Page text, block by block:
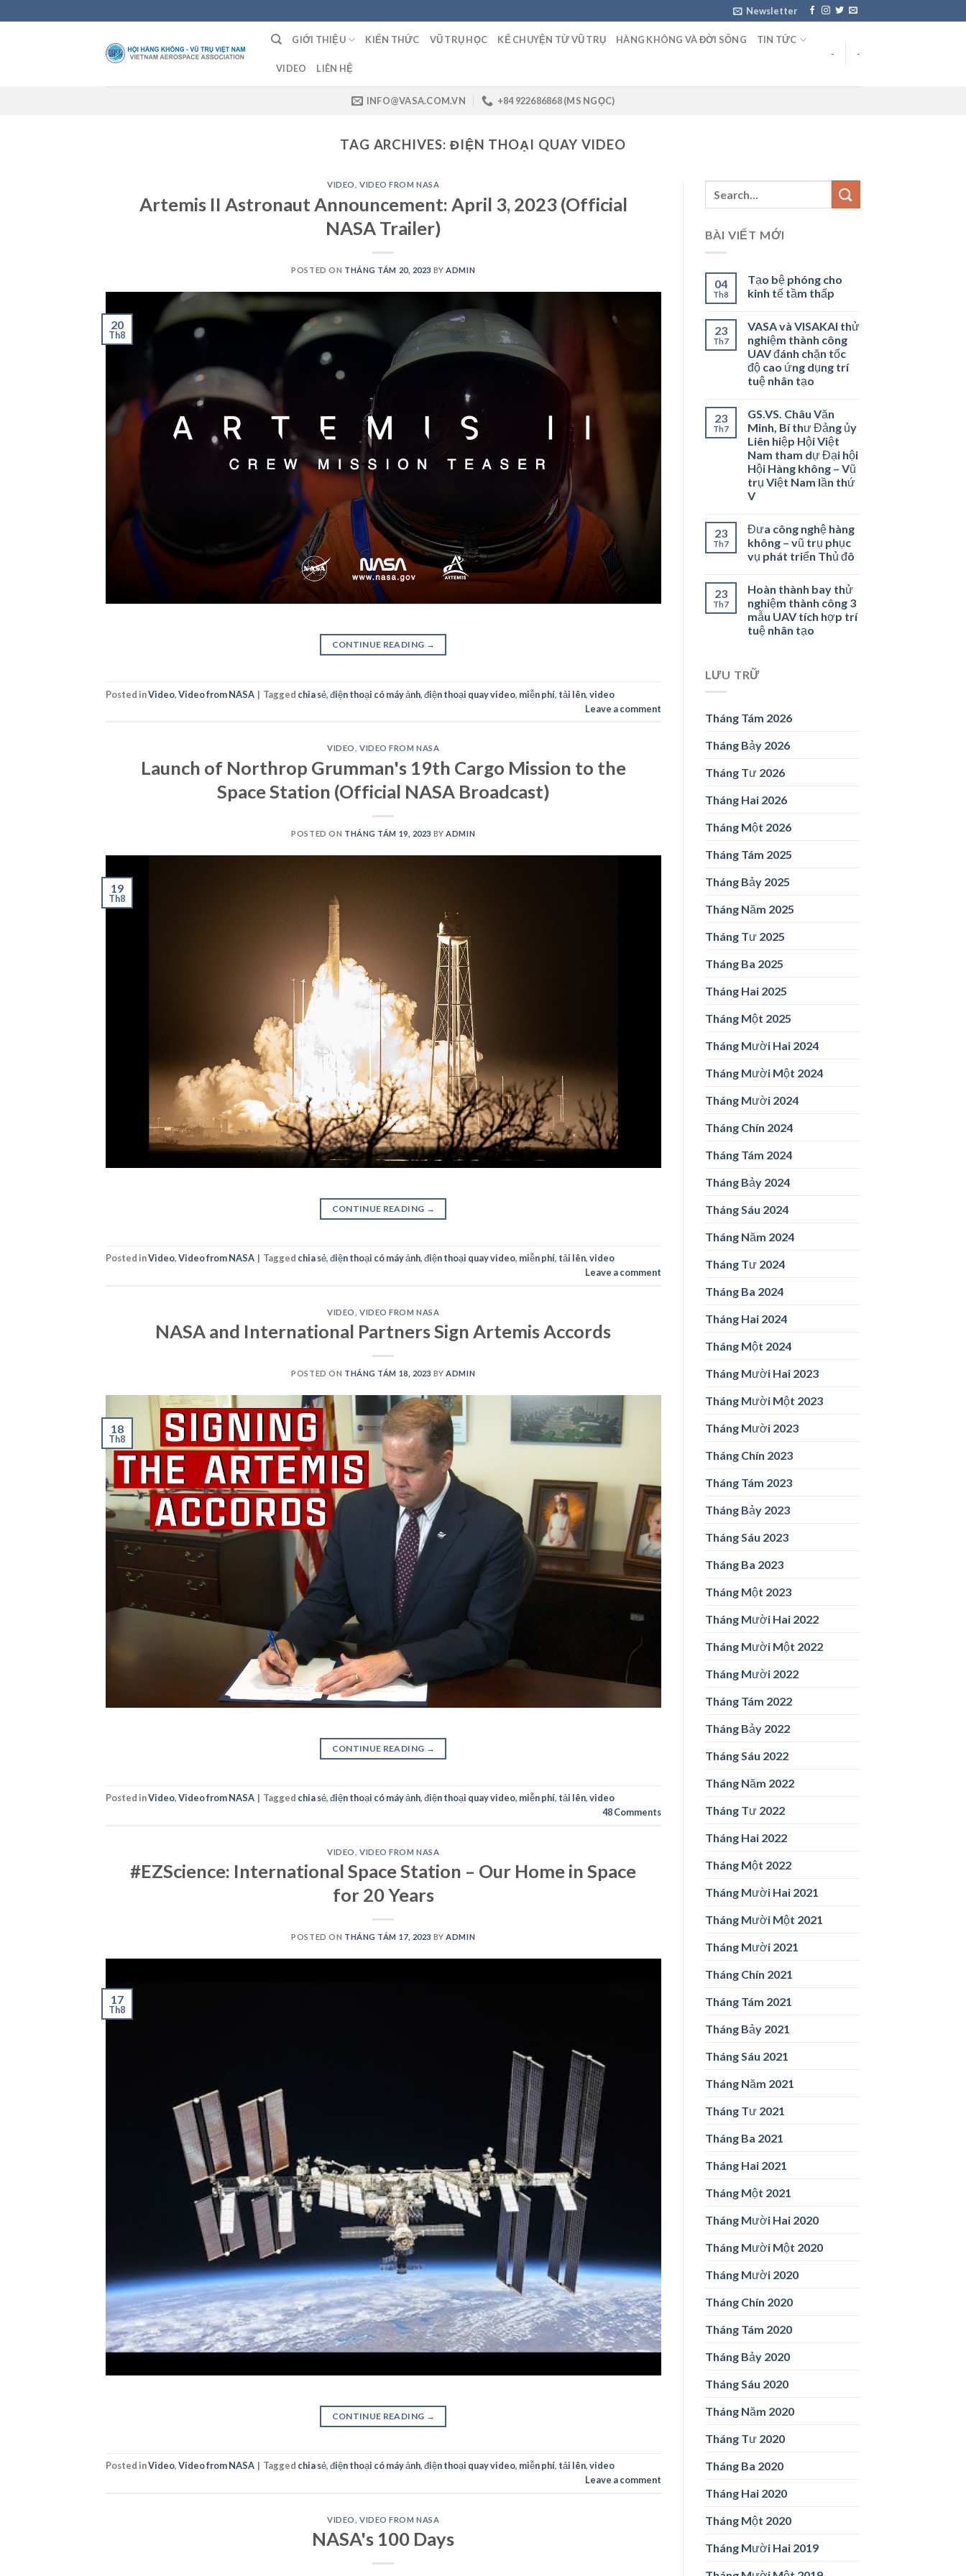
to
Newsletter
GIỚI THIỆU KIẾN THỨC VŨ TRỤ HỌC KỂ CHUYỆN TỪ VŨ TRỤ HÀNG KHÔNG VÀ ĐỜI SỐNG TIN TỨC
VIDEO LIÊN HỆ
- -
INFO@VASA.COM.VN +84 922686868 (MS NGỌC)
TAG ARCHIVES: ĐIỆN THOẠI QUAY VIDEO
VIDEO ,VIDEO FROM NASA
Artemis II Astronaut Announcement: April 3, 2023 (Official
NASA Trailer)
POSTED ON THÁNG TÁM 20, 2023 BYADMIN
20
Th8
CONTINUE READING →
Posted inVideo,Video from NASA | Tagged chia sẻ,điện thoại có máy ảnh,điện thoại quay video, miễn phí, tải lên,video
Leave a comment
VIDEO ,VIDEO FROM NASA
Launch of Northrop Grumman's 19th Cargo Mission to the
Space Station (Official NASA Broadcast)
POSTED ON THÁNG TÁM 19, 2023 BYADMIN
19
Th8
CONTINUE READING →
Posted inVideo,Video from NASA | Tagged chia sẻ,điện thoại có máy ảnh,điện thoại quay video, miễn phí, tải lên,video
Leave a comment
VIDEO ,VIDEO FROM NASA
NASA and International Partners Sign Artemis Accords
POSTED ON THÁNG TÁM 18, 2023 BYADMIN
18
Th8
CONTINUE READING →
Posted inVideo,Video from NASA | Tagged chia sẻ,điện thoại có máy ảnh,điện thoại quay video, miễn phí, tải lên,video
48Comments
VIDEO ,VIDEO FROM NASA
#EZScience: International Space Station – Our Home in Space
for 20 Years
POSTED ON THÁNG TÁM 17, 2023 BYADMIN
17
Th8
CONTINUE READING →
Posted inVideo,Video from NASA | Tagged chia sẻ,điện thoại có máy ảnh,điện thoại quay video, miễn phí, tải lên,video
Leave a comment
VIDEO ,VIDEO FROM NASA
NASA's 100 Days
BÀI VIẾT MỚI
04
Th8
Tạo bệ phóng cho
kinh tế tầm thấp
23
Th7
VASA và VISAKAI thử
nghiệm thành công
UAV đánh chặn tốc
độ cao ứng dụng trí
tuệ nhân tạo
23
Th7
GS.VS. Châu Văn
Minh, Bí thư Đảng ủy
Liên hiệp Hội Việt
Nam tham dự Đại hội
Hội Hàng không – Vũ
trụ Việt Nam lần thứ
V
23
Th7
Đưa công nghệ hàng
không – vũ trụ phục
vụ phát triển Thủ đô
23
Th7
Hoàn thành bay thử
nghiệm thành công 3
mẫu UAV tích hợp trí
tuệ nhân tạo
LƯU TRỮ
Tháng Tám 2026
Tháng Bảy 2026
Tháng Tư 2026
Tháng Hai 2026
Tháng Một 2026
Tháng Tám 2025
Tháng Bảy 2025
Tháng Năm 2025
Tháng Tư 2025
Tháng Ba 2025
Tháng Hai 2025
Tháng Một 2025
Tháng Mười Hai 2024
Tháng Mười Một 2024
Tháng Mười 2024
Tháng Chín 2024
Tháng Tám 2024
Tháng Bảy 2024
Tháng Sáu 2024
Tháng Năm 2024
Tháng Tư 2024
Tháng Ba 2024
Tháng Hai 2024
Tháng Một 2024
Tháng Mười Hai 2023
Tháng Mười Một 2023
Tháng Mười 2023
Tháng Chín 2023
Tháng Tám 2023
Tháng Bảy 2023
Tháng Sáu 2023
Tháng Ba 2023
Tháng Một 2023
Tháng Mười Hai 2022
Tháng Mười Một 2022
Tháng Mười 2022
Tháng Tám 2022
Tháng Bảy 2022
Tháng Sáu 2022
Tháng Năm 2022
Tháng Tư 2022
Tháng Hai 2022
Tháng Một 2022
Tháng Mười Hai 2021
Tháng Mười Một 2021
Tháng Mười 2021
Tháng Chín 2021
Tháng Tám 2021
Tháng Bảy 2021
Tháng Sáu 2021
Tháng Năm 2021
Tháng Tư 2021
Tháng Ba 2021
Tháng Hai 2021
Tháng Một 2021
Tháng Mười Hai 2020
Tháng Mười Một 2020
Tháng Mười 2020
Tháng Chín 2020
Tháng Tám 2020
Tháng Bảy 2020
Tháng Sáu 2020
Tháng Năm 2020
Tháng Tư 2020
Tháng Ba 2020
Tháng Hai 2020
Tháng Một 2020
Tháng Mười Hai 2019